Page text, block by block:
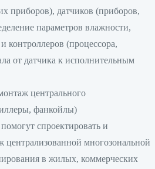
приборов), датчиков (приборов,
параметров влажности,
контроллеров (процессора,
от датчика к исполнительным
центрального
фанкойлы)
спроектировать и
централизованной многозональной
в жилых, коммерческих